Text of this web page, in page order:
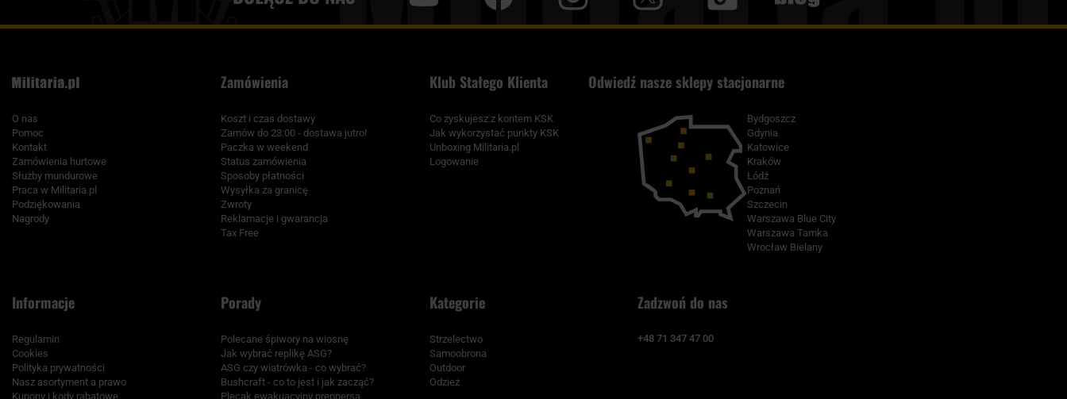
O nas
Pomoc
Kontakt
Zamówienia hurtowe
Służby mundurowe
Praca w Militaria.pl
Podziękowania
Nagrody
Zamówienia
Koszt i czas dostawy
Zamów do 23:00 - dostawa jutro!
Paczka w weekend
Status zamówienia
Sposoby płatności
Wysyłka za granicę
Zwroty
Reklamacje i gwarancja
Tax Free
Klub Stałego Klienta
Co zyskujesz z kontem KSK
Jak wykorzystać punkty KSK
Unboxing Militaria.pl
Logowanie
Odwiedź nasze sklepy stacjonarne
Bydgoszcz
Gdynia
Katowice
Kraków
Łódź
Poznań
Szczecin
Warszawa Blue City
Warszawa Tamka
Wrocław Bielany
Informacje
Regulamin
Cookies
Polityka prywatności
Nasz asortyment a prawo
Kupony i kody rabatowe
Porady
Polecane śpiwory na wiosnę
Jak wybrać replikę ASG?
ASG czy wiatrówka - co wybrać?
Bushcraft - co to jest i jak zacząć?
Plecak ewakuacyjny preppersa
Kategorie
Strzelectwo
Samoobrona
Outdoor
Odzież
Zadzwoń do nas
+48 71 347 47 00